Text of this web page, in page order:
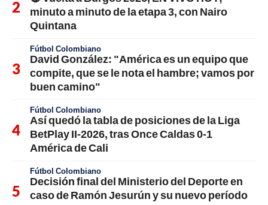
minuto a minuto de la etapa 3, con Nairo
Quintana
Fútbol Colombiano
David González: "América es un equipo que
compite, que se le nota el hambre; vamos por
buen camino"
Fútbol Colombiano
Así quedó la tabla de posiciones de la Liga
BetPlay II-2026, tras Once Caldas 0-1
América de Cali
Fútbol Colombiano
Decisión final del Ministerio del Deporte en
caso de Ramón Jesurún y su nuevo período